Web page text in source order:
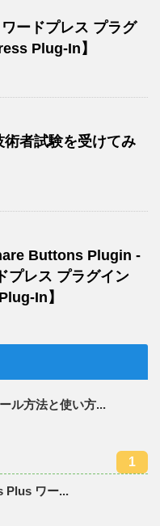
ードプレス プラグ
Plug-In】
術者試験を受けてみ
Buttons Plugin -
プレス プラグイン
In】
ル方法と使い方...
Plus ワー...